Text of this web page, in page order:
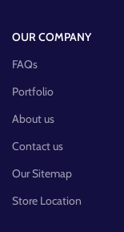
OUR COMPANY
FAQs
Portfolio
About us
Contact us
Our Sitemap
Store Location